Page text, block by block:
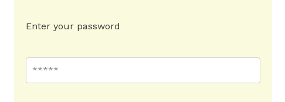
Enter your password